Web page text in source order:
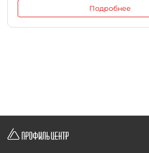
Подробнее